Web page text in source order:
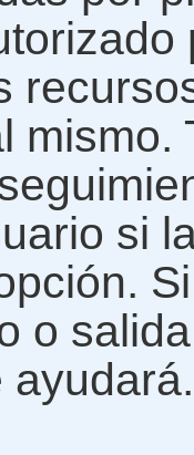
mismo.
si
o
ayudará.